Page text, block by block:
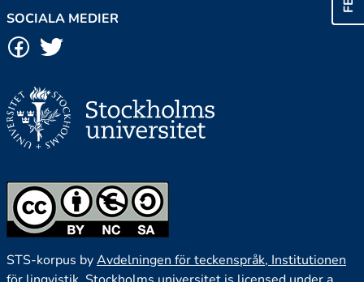
SOCIALA MEDIER
STS-korpus byAvdelningen för teckenspråk, Institutionen